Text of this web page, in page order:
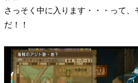
さっそく中に入ります・・・って、
だ！！